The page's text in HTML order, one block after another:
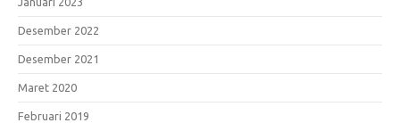
Desember 2022
Desember 2021
Maret 2020
Februari 2019